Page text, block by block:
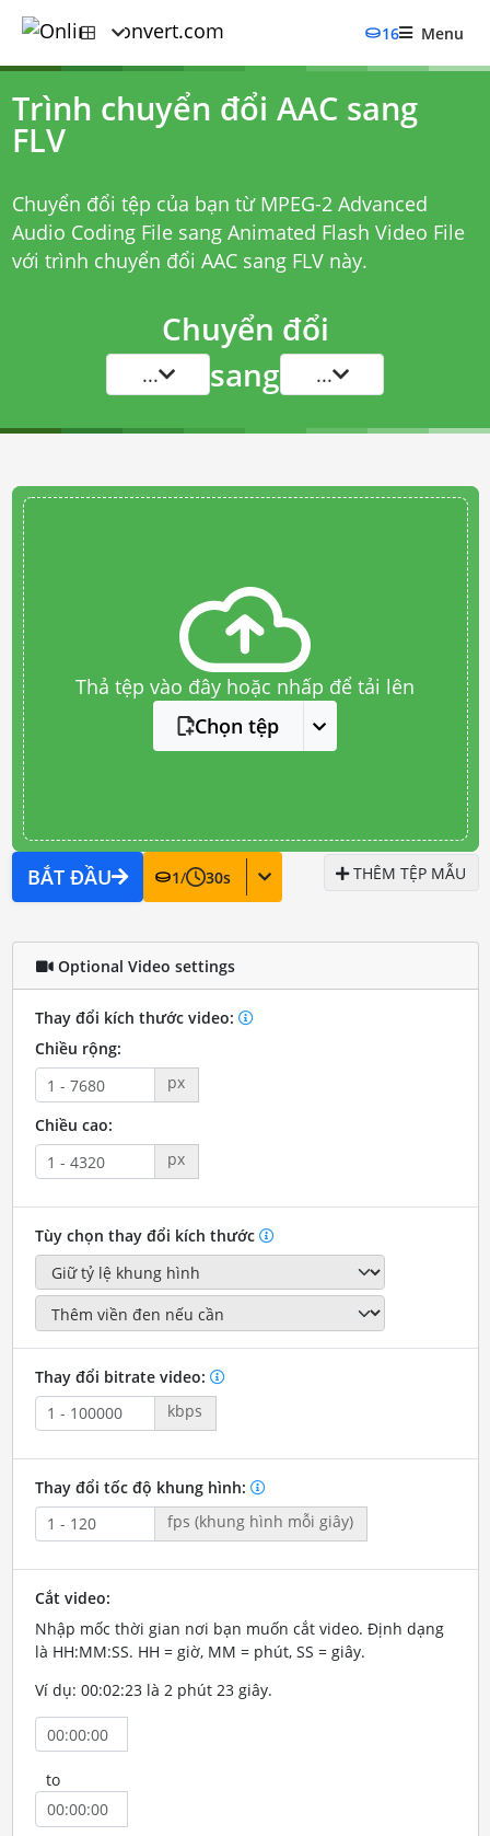
16 Menu
Trình chuyển đổi AAC sang
FLV
Chuyển đổi tệp của bạn từ MPEG-2 Advanced
Audio Coding File sang Animated Flash Video File
với trình chuyển đổi AAC sang FLVnày.
Chuyển đổi
... sang ...
Thả tệp vào đây hoặc nhấp để tải lên
Chọn tệp
BẮT ĐẦU 1/ 30s THÊM TỆP MẪU
Optional Video settings
Thay đổi kích thước video:
Chiều rộng:
px
Chiều cao:
px
Tùy chọn thay đổi kích thước
Thay đổi bitrate video:
kbps
Thay đổi tốc độ khung hình:
fps (khung hình mỗi giây)
Cắt video:
Nhập mốc thời gian nơi bạn muốn cắt video. Định dạng
là HH:MM:SS. HH = giờ, MM = phút, SS = giây.
Ví dụ: 00:02:23 là 2 phút 23 giây.
to